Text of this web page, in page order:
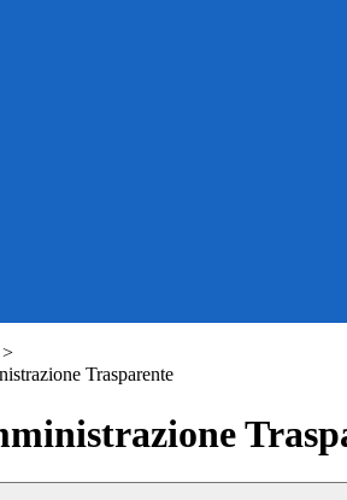
>
Trasparente